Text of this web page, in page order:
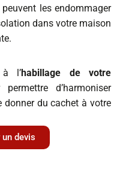
les endommager
dans votre maison
à l’habillage de votre
d’harmoniser
donner du cachet à votre
un devis